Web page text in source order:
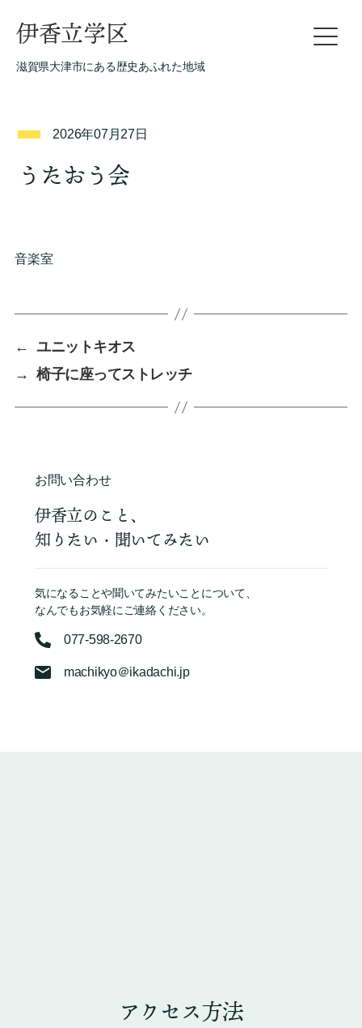
伊香立学区
滋賀県大津市にある歴史あふれた地域
2026年07月27日
うたおう会
音楽室
←
ユニットキオス
→
椅子に座ってストレッチ
お問い合わせ
伊香立のこと、
知りたい・聞いてみたい
気になることや聞いてみたいことについて、
なんでもお気軽にご連絡ください。
077-598-2670
machikyo＠ikadachi.jp
アクセス方法